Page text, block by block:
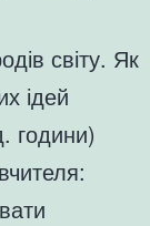
світу. Як
ідей
години)